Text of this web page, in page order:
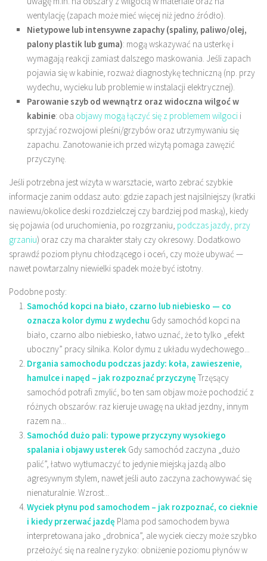
wentylację (zapach może mieć więcej niż jedno źródło).
Nietypowe lub intensywne zapachy (spaliny, paliwo/olej,
palony plastik lub guma): mogą wskazywać na usterkę i
wymagają reakcji zamiast dalszego maskowania. Jeśli zapach
pojawia się w kabinie, rozważ diagnostykę techniczną (np. przy
wydechu, wycieku lub problemie w instalacji elektrycznej).
Parowanie szyb od wewnątrz oraz widoczna wilgoć w
kabinie: oba objawy mogą łączyć się z problemem wilgoci i
sprzyjać rozwojowi pleśni/grzybów oraz utrzymywaniu się
zapachu. Zanotowanie ich przed wizytą pomaga zawęzić
przyczynę.
Jeśli potrzebna jest wizyta w warsztacie, warto zebrać szybkie
informacje zanim oddasz auto: gdzie zapach jest najsilniejszy (kratki
nawiewu/okolice deski rozdzielczej czy bardziej pod maską), kiedy
się pojawia (od uruchomienia, po rozgrzaniu, podczas jazdy, przy
grzaniu) oraz czy ma charakter stały czy okresowy. Dodatkowo
sprawdź poziom płynu chłodzącego i oceń, czy może ubywać —
nawet powtarzalny niewielki spadek może być istotny.
Podobne posty:
Samochód kopci na biało, czarno lub niebiesko — co
oznacza kolor dymu z wydechu Gdy samochód kopci na
biało, czarno albo niebiesko, łatwo uznać, że to tylko „efekt
uboczny” pracy silnika. Kolor dymu z układu wydechowego...
Drgania samochodu podczas jazdy: koła, zawieszenie,
hamulce i napęd – jak rozpoznać przyczynę Trzęsący
samochód potrafi zmylić, bo ten sam objaw może pochodzić z
różnych obszarów: raz kieruje uwagę na układ jezdny, innym
razem na...
Samochód dużo pali: typowe przyczyny wysokiego
spalania i objawy usterek Gdy samochód zaczyna „dużo
palić”, łatwo wytłumaczyć to jedynie miejską jazdą albo
agresywnym stylem, nawet jeśli auto zaczyna zachowywać się
nienaturalnie. Wzrost...
Wyciek płynu pod samochodem – jak rozpoznać, co cieknie
i kiedy przerwać jazdę Plama pod samochodem bywa
interpretowana jako „drobnica”, ale wyciek cieczy może szybko
przełożyć się na realne ryzyko: obniżenie poziomu płynów w